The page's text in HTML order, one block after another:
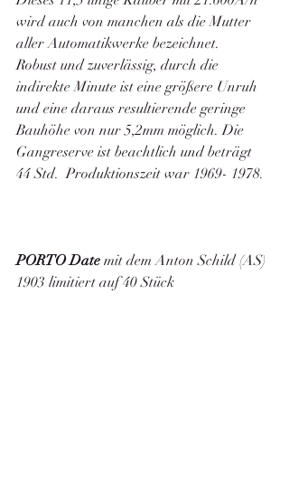
wird auch von manchen als die Mutter
aller Automatikwerke bezeichnet.
Robust und zuverlässig, durch die
indirekte Minute ist eine größere Unruh
und eine daraus resultierende geringe
Bauhöhe von nur 5,2mm möglich. Die
Gangreserve ist beachtlich und beträgt
44 Std.  Produktionszeit war 1969- 1978.
PORTO Date mit dem Anton Schild (AS)
1903 limitiert auf 40 Stück